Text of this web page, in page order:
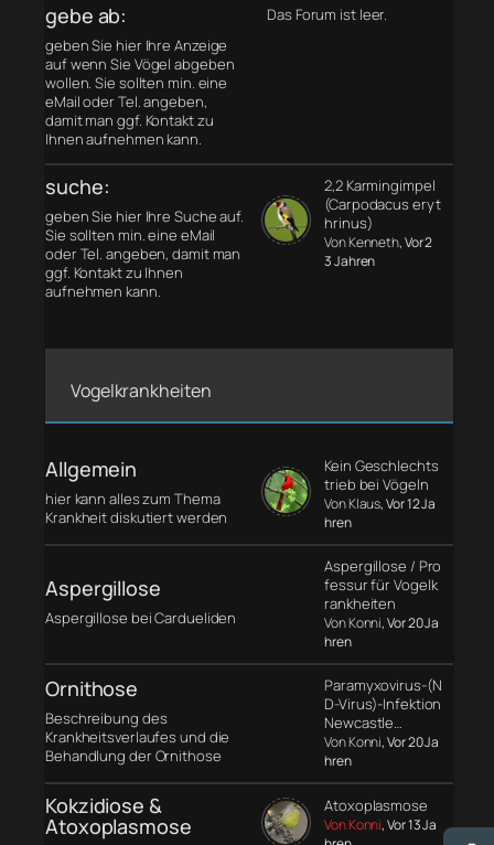
gebe ab:
geben Sie hier Ihre Anzeige
auf wenn Sie Vögel abgeben
wollen. Sie sollten min. eine
eMail oder Tel. angeben,
damit man ggf. Kontakt zu
Ihnen aufnehmen kann.
Das Forum ist leer.
suche:
geben Sie hier Ihre Suche auf.
Sie sollten min. eine eMail
oder Tel. angeben, damit man
ggf. Kontakt zu Ihnen
aufnehmen kann.
2,2 Karmingimpel
(Carpodacus eryt
hrinus)
Von Kenneth, Vor 2
3 Jahren
Vogelkrankheiten
Allgemein
hier kann alles zum Thema
Krankheit diskutiert werden
Kein Geschlechts
trieb bei Vögeln
Von Klaus, Vor 12 Ja
hren
Aspergillose
Aspergillose bei Cardueliden
Aspergillose / Pro
fessur für Vogelk
rankheiten
Von Konni, Vor 20 Ja
hren
Ornithose
Beschreibung des
Krankheitsverlaufes und die
Behandlung der Ornithose
Paramyxovirus-(N
D-Virus)-Infektion
Newcastle…
Von Konni, Vor 20 Ja
hren
Kokzidiose &
Atoxoplasmose
Atoxoplasmose
Von Konni, Vor 13 Ja